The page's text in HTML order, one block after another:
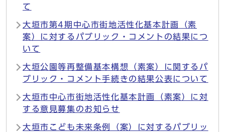
て
大垣市第4期中心市街地活性化基本計画（素
案）に対するパブリック・コメントの結果につ
いて
大垣公園等再整備基本構想（素案）に関するパ
ブリック・コメント手続きの結果公表について
大垣市中心市街地活性化基本計画（素案）に対
する意見募集のお知らせ
大垣市こども未来条例（案）に対するパブリッ